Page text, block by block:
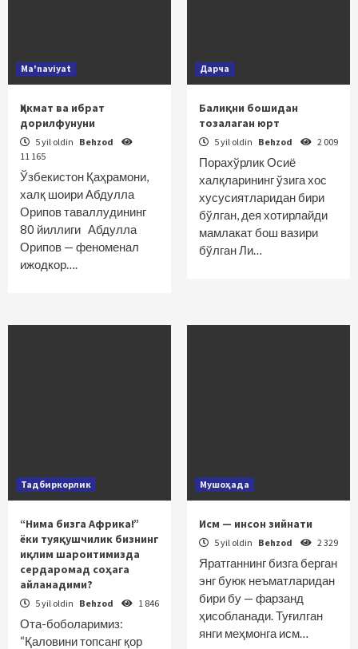
Ma'naviyat
Ҳикмат ва ибрат
дорилфунуни
5 yil oldin Behzod
11 165
Ўзбекистон Қаҳрамони,
халқ шоири Абдулла
Орипов таваллудининг
80 йиллиги Абдулла
Орипов — феноменал
ижодкор….
Дарча
Балиқни бошидан
тозалаган юрт
5 yil oldin Behzod 2 009
Порахўрлик Осиё
халқларининг ўзига хос
хусусиятларидан бири
бўлган, дея хотирлайди
мамлакат бош вазири
бўлган Ли…
Тадбиркорлик
“Нима бизга Африка!”
ёки туяқушчилик бизнинг
иқлим шароитимизда
сердаромад соҳага
айланадими?
5 yil oldin Behzod 1 846
Ота-боболаримиз:
“Қаловини топсанг қор
Мушоҳада
Исм — инсон зийнати
5 yil oldin Behzod 2 329
Яратганнинг бизга берган
энг буюк неъматларидан
бири бу — фарзанд
ҳисобланади. Туғилган
янги меҳмонга исм…